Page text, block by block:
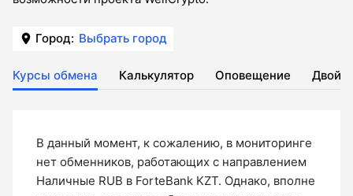
Город: Выбрать город
Курсы обмена Калькулятор Оповещение
В данный момент, к сожалению, в мониторинге
нет обменников, работающих с направлением
Наличные RUB в ForteBank KZT. Однако, вполне